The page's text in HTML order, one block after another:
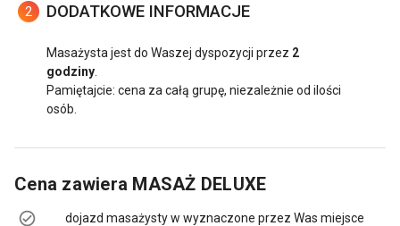
2 DODATKOWE INFORMACJE
Masażysta jest do Waszej dyspozycji przez 2
godziny
Pamiętajcie: cena za całą grupę, niezależnie od ilości
osób.
Cena zawiera MASAŻ DELUXE
dojazd masażysty w wyznaczone przez Was miejsce